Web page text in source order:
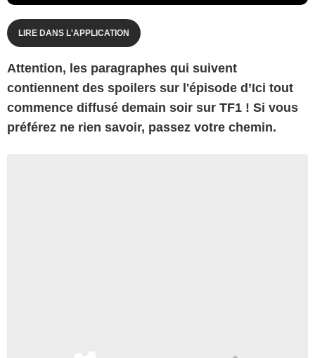
LIRE DANS L'APPLICATION
Attention, les paragraphes qui suivent
contiennent des spoilers sur l'épisode d’Ici tout
commence diffusé demain soir sur TF1 ! Si vous
préférez ne rien savoir, passez votre chemin.